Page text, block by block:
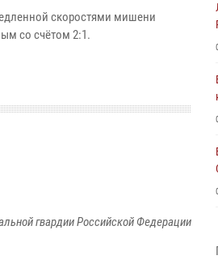
скоростями мишени
со счётом 2:1.
гвардии Российской Федерации